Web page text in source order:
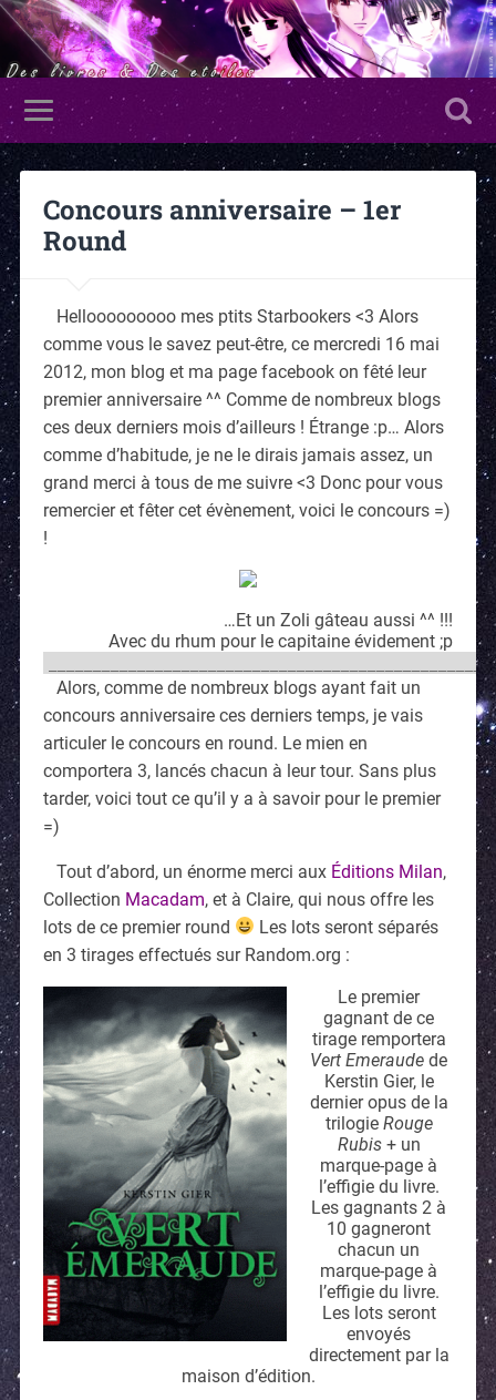
Concours anniversaire – 1er
Round
Hellooooooooo mes ptits Starbookers <3 Alors
comme vous le savez peut-être, ce mercredi 16 mai
2012, mon blog et ma page facebook on fêté leur
premier anniversaire ^^ Comme de nombreux blogs
ces deux derniers mois d’ailleurs ! Étrange :p… Alors
comme d’habitude, je ne le dirais jamais assez, un
grand merci à tous de me suivre <3 Donc pour vous
remercier et fêter cet évènement, voici le concours =)
!
…Et un Zoli gâteau aussi ^^ !!!
Avec du rhum pour le capitaine évidement ;p
Alors, comme de nombreux blogs ayant fait un
concours anniversaire ces derniers temps, je vais
articuler le concours en round. Le mien en
comportera 3, lancés chacun à leur tour. Sans plus
tarder, voici tout ce qu’il y a à savoir pour le premier
=)
Tout d’abord, un énorme merci aux Éditions Milan,
Collection Macadam, et à Claire, qui nous offre les
lots de ce premier round
Les lots seront séparés
en 3 tirages effectués sur Random.org :
Le premier
gagnant de ce
tirage remportera
Vert Emeraude de
Kerstin Gier, le
dernier opus de la
trilogie Rouge
Rubis+ un
marque-page à
l’effigie du livre.
Les gagnants 2 à
10 gagneront
chacun un
marque-page à
l’effigie du livre.
Les lots seront
envoyés
directement par la
maison d’édition.